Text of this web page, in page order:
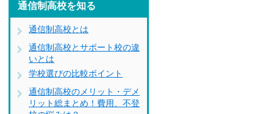
通信制高校を知る
通信制高校とは
通信制高校とサポート校の違
いとは
学校選びの比較ポイント
通信制高校のメリット・デメ
リット総まとめ！費用、不登